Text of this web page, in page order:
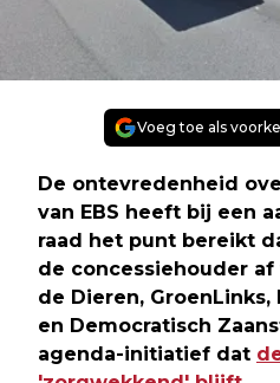
Voeg toe als
De ontevredenheid
van EBS heeft bij een
raad het punt bereikt
de concessiehouder
de Dieren, GroenLinks,
en Democratisch
agenda-initiatief dat